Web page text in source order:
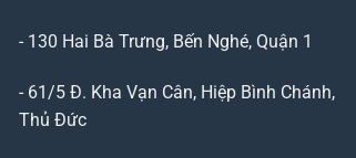
- 130 Hai Bà Trưng, Bến Nghé, Quận 1
- 61/5 Đ. Kha Vạn Cân, Hiệp Bình Chánh,
Thủ Đức